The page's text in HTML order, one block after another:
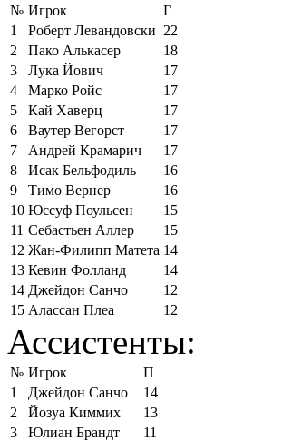
№ Игрок
Г
1
Роберт Левандовски 22
2
Пако Алькасер
18
3
Лука Йович
17
4
Марко Ройс
17
5
Кай Хаверц
17
6
Ваутер Вегорст
17
7
Андрей Крамарич
17
8
Исак Бельфодиль
16
9
Тимо Вернер
16
10 Юссуф Поульсен
15
11 Себастьен Аллер
15
12 Жан-Филипп Матета 14
13 Кевин Фолланд
14
14 Джейдон Санчо
12
15 Алассан Плеа 12
Ассистенты:
№ Игрок
П
1
Джейдон Санчо
14
2
Йозуа Киммих
13
3
Юлиан Брандт
11